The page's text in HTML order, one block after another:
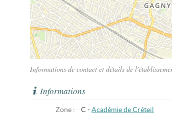
Informations de contact et détails de
Informations
Zone : C - Académie de Créteil